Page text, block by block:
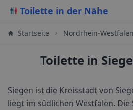
Toilette in der Nähe
Startseite Nordrhein-Westfalen
Toilette in
Siegen ist die Kreisstadt von
liegt im südlichen Westfalen.